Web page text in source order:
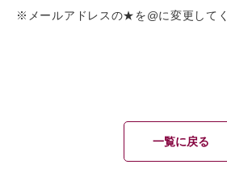
※メールアドレスの★を@に変更してく
一覧に戻る